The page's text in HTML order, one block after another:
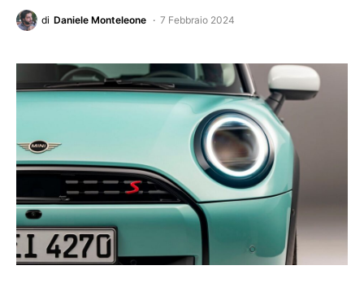
di Daniele Monteleone 7 Febbraio 2024